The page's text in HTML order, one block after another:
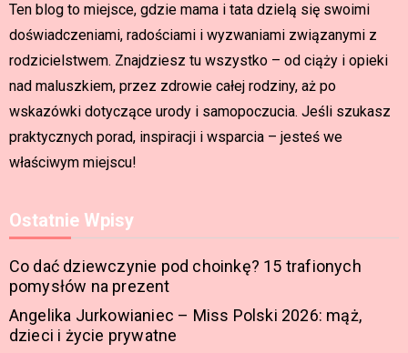
Ten blog to miejsce, gdzie mama i tata dzielą się swoimi
doświadczeniami, radościami i wyzwaniami związanymi z
rodzicielstwem. Znajdziesz tu wszystko – od ciąży i opieki
nad maluszkiem, przez zdrowie całej rodziny, aż po
wskazówki dotyczące urody i samopoczucia. Jeśli szukasz
praktycznych porad, inspiracji i wsparcia – jesteś we
właściwym miejscu!
Ostatnie Wpisy
Co dać dziewczynie pod choinkę? 15 trafionych
pomysłów na prezent
Angelika Jurkowianiec – Miss Polski 2026: mąż,
dzieci i życie prywatne